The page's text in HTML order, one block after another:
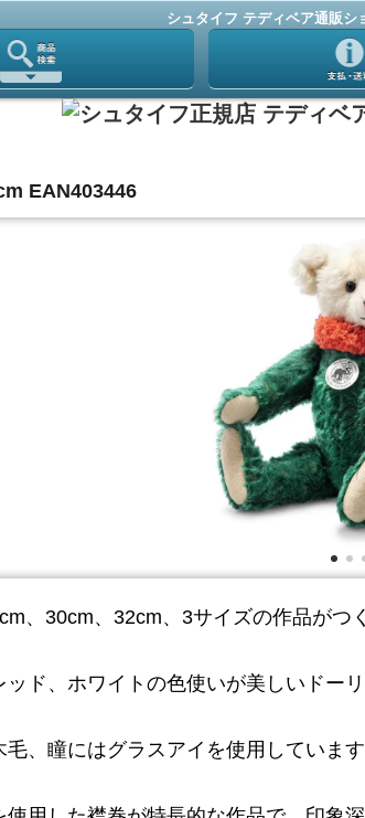
シュタイフ テディベア通販シ
EAN403446
、30cm、32cm、3サイズの作品がつ
ド、ホワイトの色使いが美しいドー
、瞳にはグラスアイを使用しています